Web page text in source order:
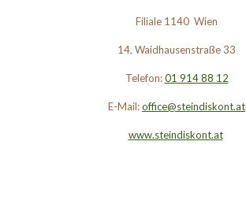
Filiale 1140 Wien
14, Waidhausenstraße 33
Telefon: 01 914 88 12
E-Mail:office@steindiskont.at
www.steindiskont.at